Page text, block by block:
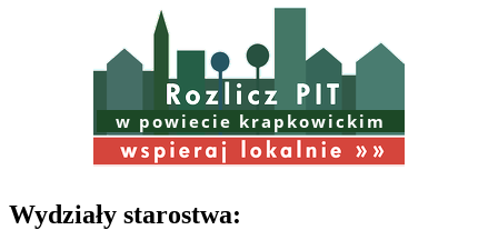
w powiecie krapkowickim
Wydziały starostwa: